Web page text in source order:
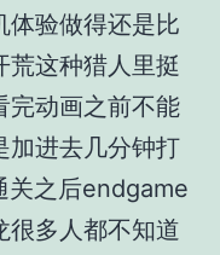
体验做得还是比
荒这种猎人里挺
完动画之前不能
加进去几分钟打
关之后endgame
很多人都不知道